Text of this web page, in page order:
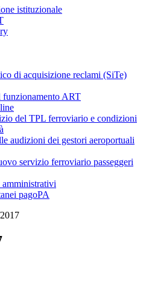
istituzionale
di acquisizione reclami (SiTe)
ART
del TPL ferroviario e condizioni
audizioni dei gestori aeroportuali
servizio ferroviario passeggeri
amministrativi
pagoPA